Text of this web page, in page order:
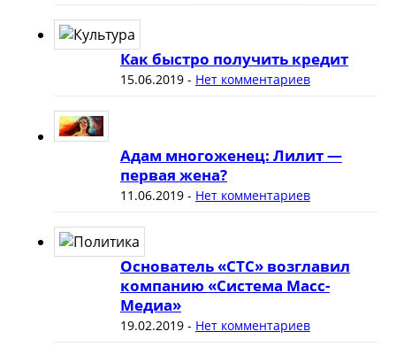
Как быстро получить кредит
15.06.2019- Нет комментариев
Адам многоженец: Лилит —
первая жена?
11.06.2019- Нет комментариев
Основатель «СТС» возглавил
компанию «Система Масс-
Медиа»
19.02.2019- Нет комментариев